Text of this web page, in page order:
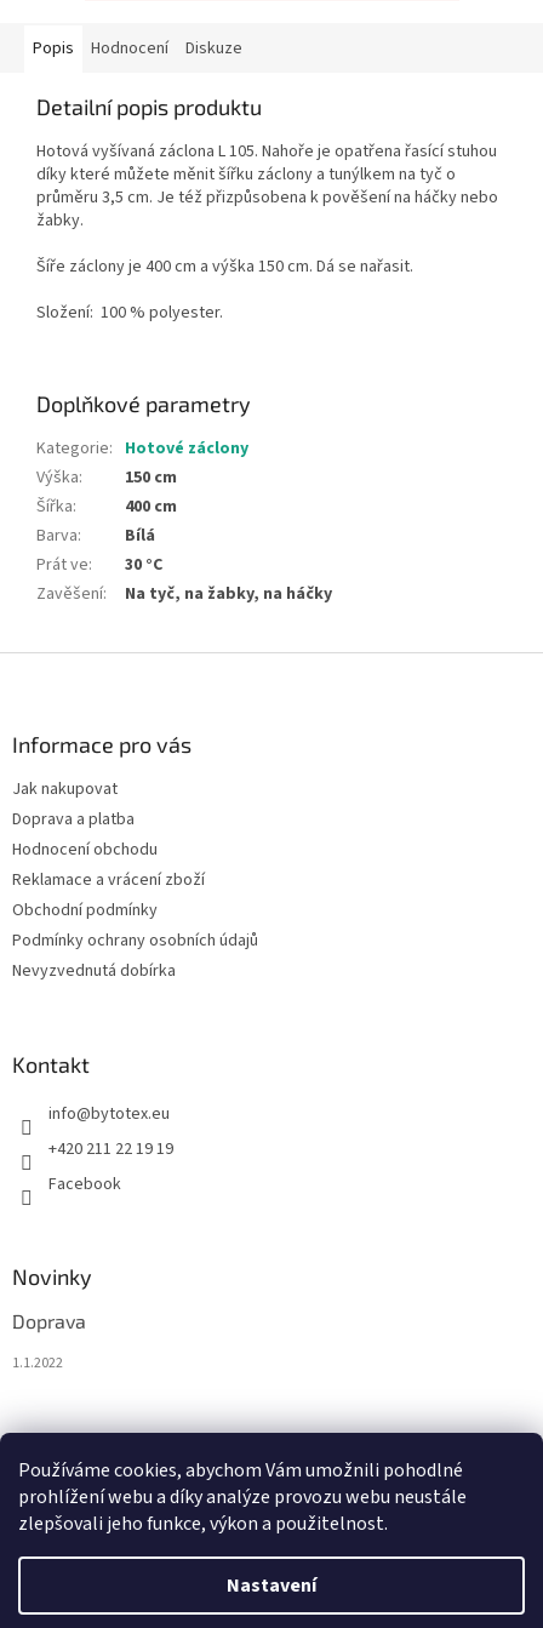
Používáme cookies, abychom Vám umožnili pohodlné
prohlížení webu a díky analýze provozu webu neustále
zlepšovali jeho funkce, výkon a použitelnost.
Nastavení
Popis Hodnocení Diskuze
Detailní popis produktu
Hotová vyšívaná záclona L 105. Nahoře je opatřena řasící stuhou
díky které můžete měnit šířku záclony a tunýlkem na tyč o
průměru 3,5 cm. Je též přizpůsobena k pověšení na háčky nebo
žabky.
Šíře záclony je 400 cm a výška 150 cm. Dá se nařasit.
Složení: 100 % polyester.
Doplňkové parametry
Kategorie: Hotové záclony
Výška:
150 cm
Šířka:
400 cm
Barva:
Bílá
Prát ve:
30 °C
Zavěšení: Na tyč, na žabky, na háčky
Informace pro vás
Jak nakupovat
Doprava a platba
Hodnocení obchodu
Reklamace a vrácení zboží
Obchodní podmínky
Podmínky ochrany osobních údajů
Nevyzvednutá dobírka
Kontakt
info@bytotex.eu
+420 211 22 19 19
Facebook
Novinky
Doprava
1.1.2022
0KS /0 €
Vytvořil Shoptet